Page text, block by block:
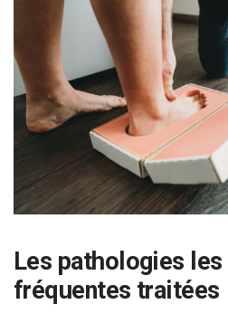
Les pathologies
fréquentes traitées